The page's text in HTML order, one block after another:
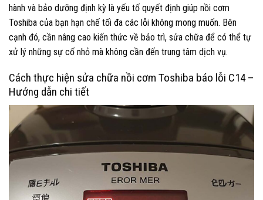
hành và bảo dưỡng định kỳ là yếu tố quyết định giúp nồi cơm
Toshiba của bạn hạn chế tối đa các lỗi không mong muốn. Bên
cạnh đó, cần nâng cao kiến thức về bảo trì, sửa chữa để có thể tự
xử lý những sự cố nhỏ mà không cần đến trung tâm dịch vụ.
Cách thực hiện sửa chữa nồi cơm Toshiba báo lỗi C14 –
Hướng dẫn chi tiết